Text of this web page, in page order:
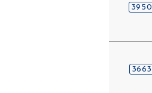
3950
3663